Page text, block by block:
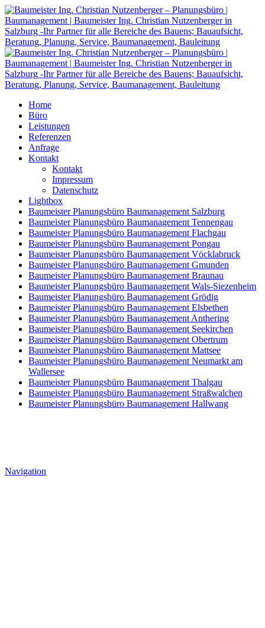
Home
Büro
Leistungen
Referenzen
Anfrage
Kontakt
Kontakt
Impressum
Datenschutz
Lightbox
Baumeister Planungsbüro Baumanagement Salzburg
Baumeister Planungsbüro Baumanagement Tennengau
Baumeister Planungsbüro Baumanagement Flachgau
Baumeister Planungsbüro Baumanagement Pongau
Baumeister Planungsbüro Baumanagement Vöcklabruck
Baumeister Planungsbüro Baumanagement Gmunden
Baumeister Planungsbüro Baumanagement Braunau
Baumeister Planungsbüro Baumanagement Wals-Siezenheim
Baumeister Planungsbüro Baumanagement Grödig
Baumeister Planungsbüro Baumanagement Elsbethen
Baumeister Planungsbüro Baumanagement Anthering
Baumeister Planungsbüro Baumanagement Seekirchen
Baumeister Planungsbüro Baumanagement Obertrum
Baumeister Planungsbüro Baumanagement Mattsee
Baumeister Planungsbüro Baumanagement Neumarkt am
Wallersee
Baumeister Planungsbüro Baumanagement Thalgau
Baumeister Planungsbüro Baumanagement Straßwalchen
Baumeister Planungsbüro Baumanagement Hallwang
Navigation